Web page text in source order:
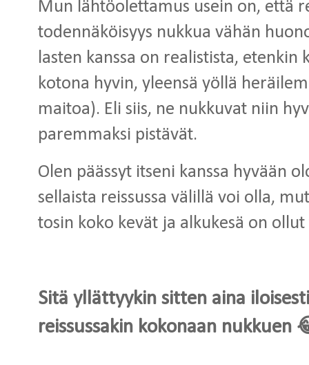
Mun lähtöolettamus usein on, että
todennäköisyys nukkua vähän
lasten kanssa on realistista,
kotona hyvin, yleensä yöllä
maitoa). Eli siis, ne nukkuvat niin
paremmaksi pistävät.
Olen päässyt itseni kanssa hyvään
sellaista reissussa välillä voi olla,
tosin koko kevät ja alkukesä on
Sitä yllättyykin sitten aina
reissussakin kokonaan nukkuen